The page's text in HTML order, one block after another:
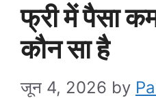
फ्री में पैसा
कौन सा है
जून 4, 2026 by